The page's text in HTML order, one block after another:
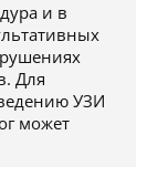
и в
Для
УЗИ
может